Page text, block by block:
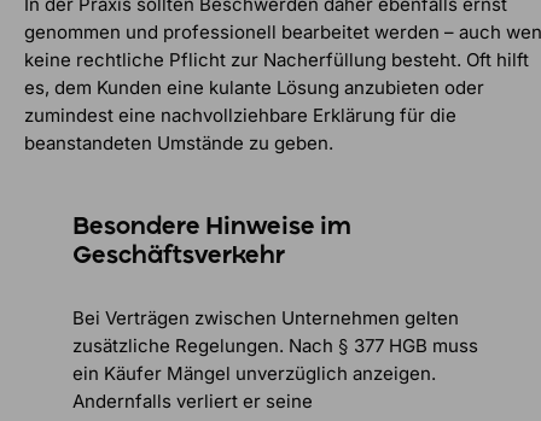
In der Praxis sollten Beschwerden daher ebenfalls ernst
genommen und professionell bearbeitet werden – auch
keine rechtliche Pflicht zur Nacherfüllung besteht. Oft hilft
es, dem Kunden eine kulante Lösung anzubieten oder
zumindest eine nachvollziehbare Erklärung für die
beanstandeten Umstände zu geben.
Besondere Hinweise im
Geschäftsverkehr
Bei Verträgen zwischen Unternehmen gelten
zusätzliche Regelungen. Nach § 377 HGB muss
ein Käufer Mängel unverzüglich anzeigen.
Andernfalls verliert er seine